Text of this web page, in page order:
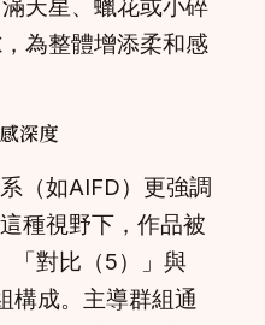
天星、蠟花或小碎
為整體增添柔和感
深度
（如AIFD）更強調
種視野下，作品被
「對比（5）」與
構成。主導群組通